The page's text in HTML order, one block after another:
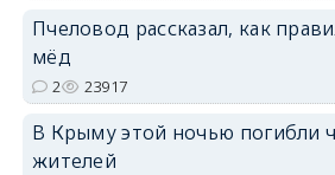
Пчеловод рассказал, как
мёд
2 23917
В Крыму этой ночью погибли
жителей